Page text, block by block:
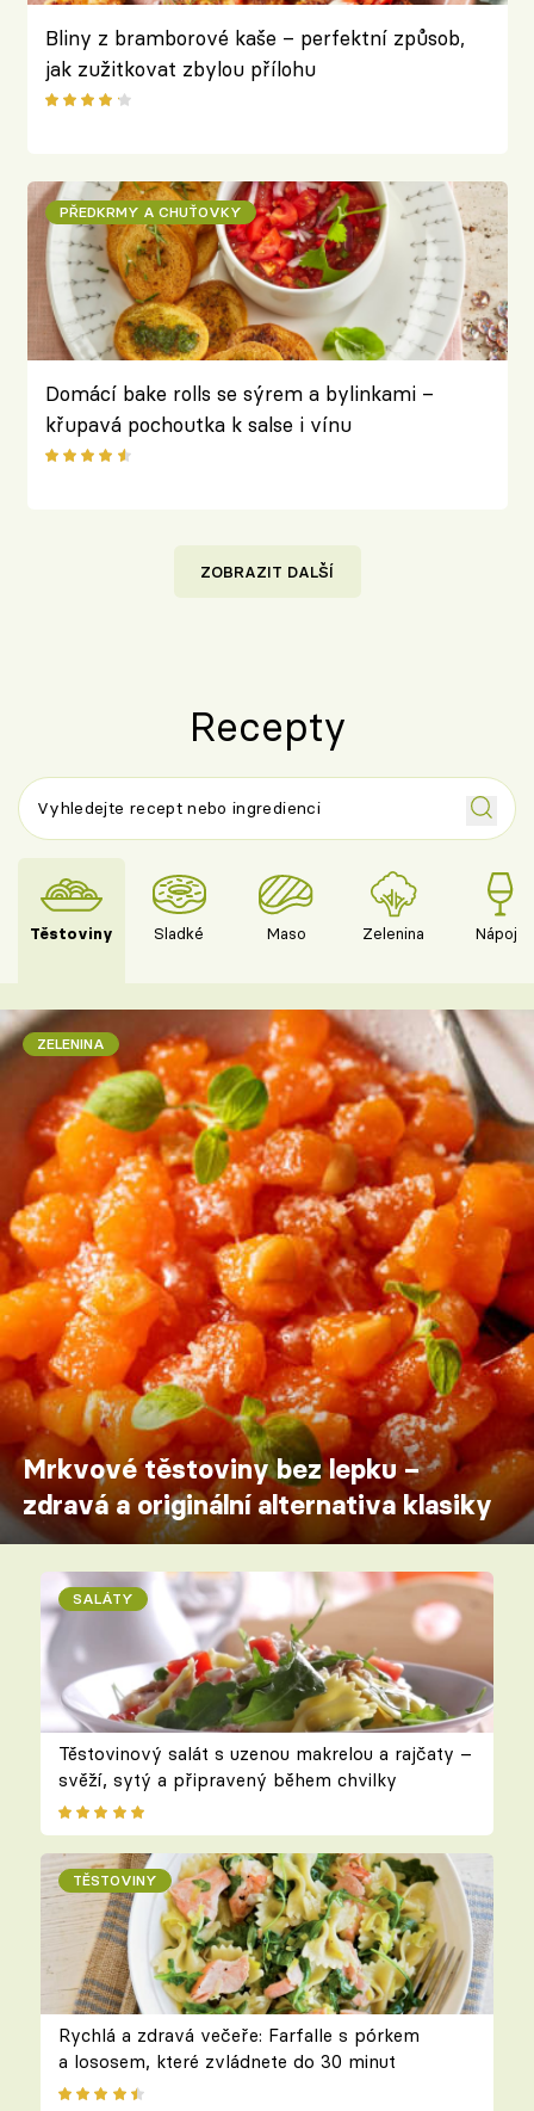
Bliny z bramborové kaše – perfektní způsob,
jak zužitkovat zbylou přílohu
PŘEDKRMY A CHUŤOVKY
Domácí bake rolls se sýrem a bylinkami –
křupavá pochoutka k salse i vínu
ZOBRAZIT DALŠÍ
Recepty
Těstoviny Sladké Maso Zelenina Nápoje
ZELENINA
Mrkvové těstoviny bez lepku –
zdravá a originální alternativa klasiky
SALÁTY
Těstovinový salát s uzenou makrelou a rajčaty –
svěží, sytý a připravený během chvilky
TĚSTOVINY
Rychlá a zdravá večeře: Farfalle s pórkem
a lososem, které zvládnete do 30 minut